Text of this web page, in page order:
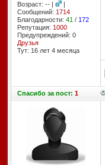
Возраст: -- |
|
Сообщений: 1714
Благодарности: 41 / 172
Репутация: 1000
Предупреждений: 0
Друзья
Тут: 16 лет 4 месяцa
Спасибоза пост: 1